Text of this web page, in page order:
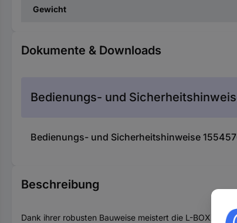
Gewicht
Dokumente & Downloads
Bedienungs- und
Bedienungs- und Sicherheitshinweise
Beschreibung
Dank ihrer robusten Bauweise meistert die L-BOXX®